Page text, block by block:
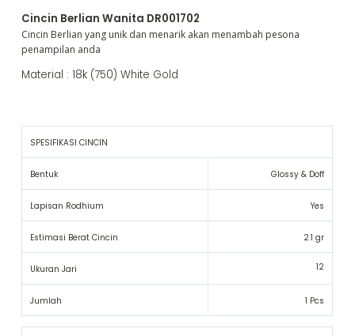
Cincin Berlian Wanita DR001702
Cincin Berlian yang unik dan menarik akan menambah pesona
penampilan anda
Material : 18k (750) White Gold
SPESIFIKASI CINCIN
Bentuk Glossy & Doff
Lapisan Rodhium Yes
Estimasi Berat Cincin 2.1 gr
Ukuran Jari 12
Jumlah 1 Pcs